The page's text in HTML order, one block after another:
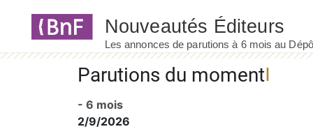
Parutions du moment
- 6 mois
2/9/2026